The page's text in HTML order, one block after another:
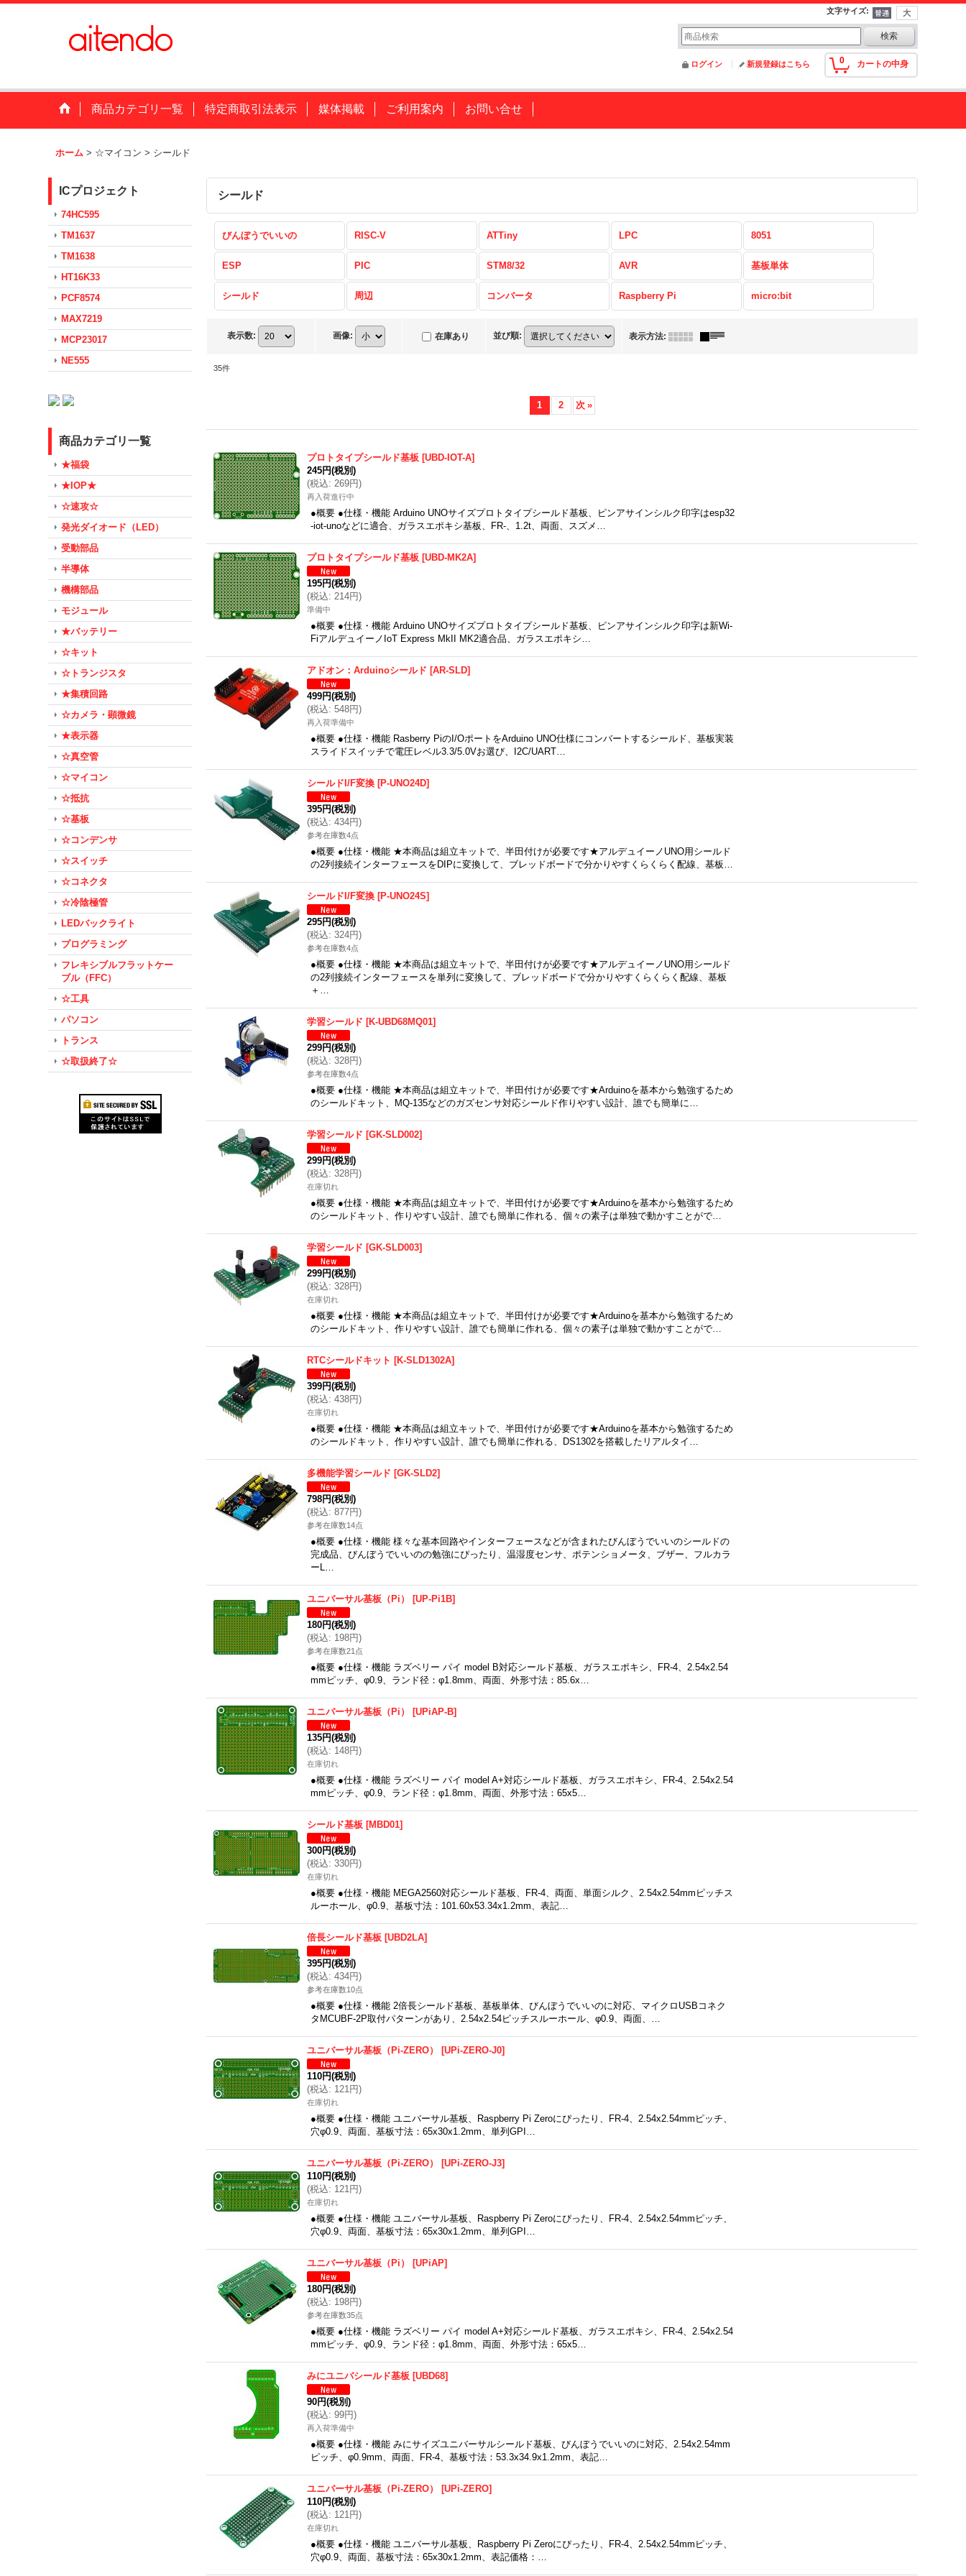
文字サイズ:
0 カートの中身
ログイン 新規登録はこちら
商品カテゴリ一覧 特定商取引法表示 媒体掲載 ご利用案内 お問い合せ
ホーム > ☆マイコン > シールド
ICプロジェクト
74HC595
TM1637
TM1638
HT16K33
PCF8574
MAX7219
MCP23017
NE555
商品カテゴリ一覧
★福袋
★IOP★
☆速攻☆
発光ダイオード（LED）
受動部品
半導体
機構部品
モジュール
★バッテリー
☆キット
☆トランジスタ
★集積回路
☆カメラ・顕微鏡
★表示器
☆真空管
☆マイコン
☆抵抗
☆基板
☆コンデンサ
☆スイッチ
☆コネクタ
☆冷陰極管
LEDバックライト
プログラミング
フレキシブルフラットケー
ブル（FFC）
☆工具
パソコン
トランス
☆取扱終了☆
シールド
びんぼうでいいの RISC-V ATTiny LPC 8051
ESP PIC STM8/32 AVR 基板単体
シールド 周辺 コンバータ Raspberry Pi micro:bit
表示数: 画像: 在庫あり 並び順: 表示方法:
35件
1 2 次 »
プロトタイプシールド基板 [UBD-IOT-A]
245円(税別)
(税込: 269円)
再入荷進行中
●概要 ●仕様・機能 Arduino UNOサイズプロトタイプシールド基板、ピンアサインシルク印字はesp32
-iot-unoなどに適合、ガラスエポキシ基板、FR-、1.2t、両面、スズメ…
プロトタイプシールド基板 [UBD-MK2A]
195円(税別)
(税込: 214円)
準備中
●概要 ●仕様・機能 Arduino UNOサイズプロトタイプシールド基板、ピンアサインシルク印字は新Wi-
FiアルデュイーノIoT Express MkII MK2適合品、ガラスエポキシ…
アドオン：Arduinoシールド [AR-SLD]
499円(税別)
(税込: 548円)
再入荷準備中
●概要 ●仕様・機能 Rasberry PiのI/OポートをArduino UNO仕様にコンバートするシールド、基板実装
スライドスイッチで電圧レベル3.3/5.0Vお選び、I2C/UART…
シールドI/F変換 [P-UNO24D]
395円(税別)
(税込: 434円)
参考在庫数4点
●概要 ●仕様・機能 ★本商品は組立キットで、半田付けが必要です★アルデュイーノUNO用シールド
の2列接続インターフェースをDIPに変換して、ブレッドボードで分かりやすくらくらく配線、基板…
シールドI/F変換 [P-UNO24S]
295円(税別)
(税込: 324円)
参考在庫数4点
●概要 ●仕様・機能 ★本商品は組立キットで、半田付けが必要です★アルデュイーノUNO用シールド
の2列接続インターフェースを単列に変換して、ブレッドボードで分かりやすくらくらく配線、基板
＋…
学習シールド [K-UBD68MQ01]
299円(税別)
(税込: 328円)
参考在庫数4点
●概要 ●仕様・機能 ★本商品は組立キットで、半田付けが必要です★Arduinoを基本から勉強するため
のシールドキット、MQ-135などのガズセンサ対応シールド作りやすい設計、誰でも簡単に…
学習シールド [GK-SLD002]
299円(税別)
(税込: 328円)
在庫切れ
●概要 ●仕様・機能 ★本商品は組立キットで、半田付けが必要です★Arduinoを基本から勉強するため
のシールドキット、作りやすい設計、誰でも簡単に作れる、個々の素子は単独で動かすことがで…
学習シールド [GK-SLD003]
299円(税別)
(税込: 328円)
在庫切れ
●概要 ●仕様・機能 ★本商品は組立キットで、半田付けが必要です★Arduinoを基本から勉強するため
のシールドキット、作りやすい設計、誰でも簡単に作れる、個々の素子は単独で動かすことがで…
RTCシールドキット [K-SLD1302A]
399円(税別)
(税込: 438円)
在庫切れ
●概要 ●仕様・機能 ★本商品は組立キットで、半田付けが必要です★Arduinoを基本から勉強するため
のシールドキット、作りやすい設計、誰でも簡単に作れる、DS1302を搭載したリアルタイ…
多機能学習シールド [GK-SLD2]
798円(税別)
(税込: 877円)
参考在庫数14点
●概要 ●仕様・機能 様々な基本回路やインターフェースなどが含まれたびんぼうでいいのシールドの
完成品、びんぼうでいいのの勉強にぴったり、温湿度センサ、ポテンショメータ、ブザー、フルカラ
ーL…
ユニバーサル基板（Pi） [UP-Pi1B]
180円(税別)
(税込: 198円)
参考在庫数21点
●概要 ●仕様・機能 ラズベリー パイ model B対応シールド基板、ガラスエポキシ、FR-4、2.54x2.54
mmピッチ、φ0.9、ランド径：φ1.8mm、両面、外形寸法：85.6x…
ユニバーサル基板（Pi） [UPiAP-B]
135円(税別)
(税込: 148円)
在庫切れ
●概要 ●仕様・機能 ラズベリー パイ model A+対応シールド基板、ガラスエポキシ、FR-4、2.54x2.54
mmピッチ、φ0.9、ランド径：φ1.8mm、両面、外形寸法：65x5…
シールド基板 [MBD01]
300円(税別)
(税込: 330円)
在庫切れ
●概要 ●仕様・機能 MEGA2560対応シールド基板、FR-4、両面、単面シルク、2.54x2.54mmピッチス
ルーホール、φ0.9、基板寸法：101.60x53.34x1.2mm、表記…
倍長シールド基板 [UBD2LA]
395円(税別)
(税込: 434円)
参考在庫数10点
●概要 ●仕様・機能 2倍長シールド基板、基板単体、びんぼうでいいのに対応、マイクロUSBコネク
タMCUBF-2P取付パターンがあり、2.54x2.54ピッチスルーホール、φ0.9、両面、…
ユニバーサル基板（Pi-ZERO） [UPi-ZERO-J0]
110円(税別)
(税込: 121円)
在庫切れ
●概要 ●仕様・機能 ユニバーサル基板、Raspberry Pi Zeroにぴったり、FR-4、2.54x2.54mmピッチ、
穴φ0.9、両面、基板寸法：65x30x1.2mm、単列GPI…
ユニバーサル基板（Pi-ZERO） [UPi-ZERO-J3]
110円(税別)
(税込: 121円)
在庫切れ
●概要 ●仕様・機能 ユニバーサル基板、Raspberry Pi Zeroにぴったり、FR-4、2.54x2.54mmピッチ、
穴φ0.9、両面、基板寸法：65x30x1.2mm、単列GPI…
ユニバーサル基板（Pi） [UPiAP]
180円(税別)
(税込: 198円)
参考在庫数35点
●概要 ●仕様・機能 ラズベリー パイ model A+対応シールド基板、ガラスエポキシ、FR-4、2.54x2.54
mmピッチ、φ0.9、ランド径：φ1.8mm、両面、外形寸法：65x5…
みにユニバシールド基板 [UBD68]
90円(税別)
(税込: 99円)
再入荷準備中
●概要 ●仕様・機能 みにサイズユニバーサルシールド基板、びんぼうでいいのに対応、2.54x2.54mm
ピッチ、φ0.9mm、両面、FR-4、基板寸法：53.3x34.9x1.2mm、表記…
ユニバーサル基板（Pi-ZERO） [UPi-ZERO]
110円(税別)
(税込: 121円)
在庫切れ
●概要 ●仕様・機能 ユニバーサル基板、Raspberry Pi Zeroにぴったり、FR-4、2.54x2.54mmピッチ、
穴φ0.9、両面、基板寸法：65x30x1.2mm、表記価格：…